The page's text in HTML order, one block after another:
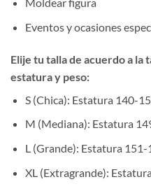
Moldear figura
Eventos y ocasiones
Elije tu talla de acuerdo a la
estatura y peso:
S (Chica): Estatura 140-
M (Mediana): Estatura
L (Grande): Estatura
XL (Extragrande):